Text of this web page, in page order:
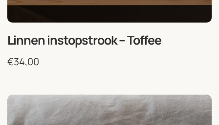
Linnen instopstrook – Toffee
€34,00